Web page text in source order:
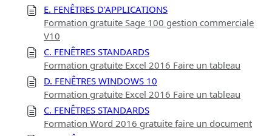
E. FENÊTRES D'APPLICATIONS
Formation gratuite Sage 100 gestion commerciale
V10
C. FENÊTRES STANDARDS
Formation gratuite Excel 2016 Faire un tableau
D. FENÊTRES WINDOWS 10
Formation gratuite Excel 2016 Faire un tableau
C. FENÊTRES STANDARDS
Formation Word 2016 gratuite faire un document